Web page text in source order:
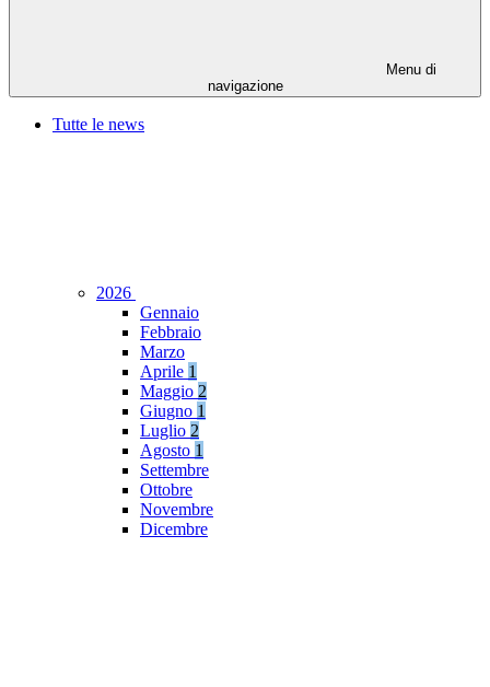
Menu di
navigazione
Tutte le news
2026
Gennaio
Febbraio
Marzo
Aprile 1
Maggio 2
Giugno 1
Luglio 2
Agosto 1
Settembre
Ottobre
Novembre
Dicembre